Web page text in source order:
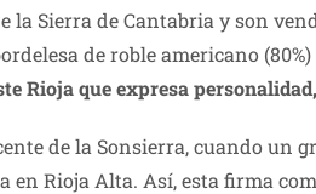
la Sierra de Cantabria y son
de roble americano
Rioja que expresa
de la Sonsierra, cuando un
en Rioja Alta. Así, esta firma